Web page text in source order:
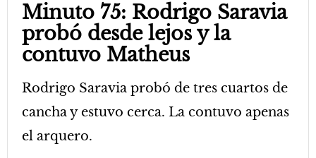
Minuto 75: Rodrigo Saravia
probó desde lejos y la
contuvo Matheus
Rodrigo Saravia probó de tres cuartos de
cancha y estuvo cerca. La contuvo apenas
el arquero.